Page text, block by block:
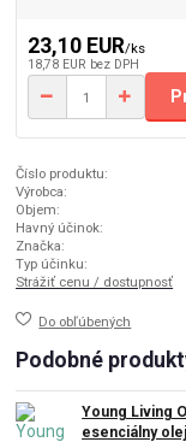
23,10 EUR/ks
18,78 EUR bez DPH
Číslo produktu:
Výrobca:
Objem:
Havný účinok:
Značka:
Typ účinku:
Strážiť cenu / dostupnosť
Do obľúbených
Podobné
Young Living
esenciálny